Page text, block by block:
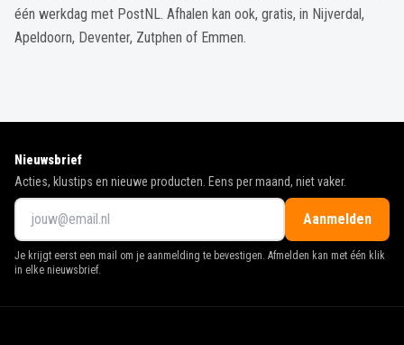
één werkdag met PostNL. Afhalen kan ook, gratis, in Nijverdal,
Apeldoorn, Deventer, Zutphen of Emmen.
Nieuwsbrief
Acties, klustips en nieuwe producten. Eens per maand, niet vaker.
Aanmelden
Je krijgt eerst een mail om je aanmelding te bevestigen. Afmelden kan met één klik
in elke nieuwsbrief.